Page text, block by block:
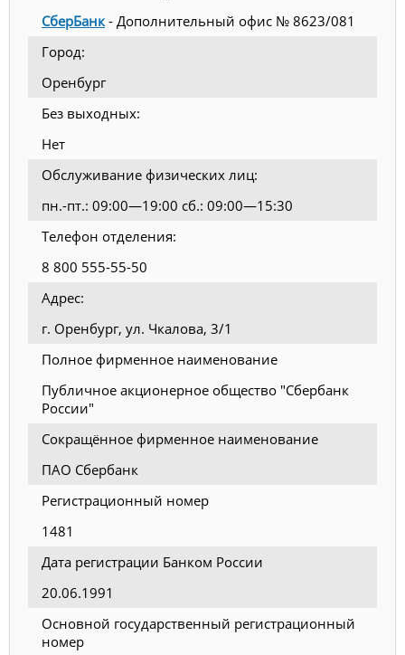
СберБанк - Дополнительный офис № 8623/081
Город:
Оренбург
Без выходных:
Нет
Обслуживание физических лиц:
пн.-пт.: 09:00—19:00 сб.: 09:00—15:30
Телефон отделения:
8 800 555-55-50
Адрес:
г. Оренбург, ул. Чкалова, 3/1
Полное фирменное наименование
Публичное акционерное общество "Сбербанк
России"
Сокращённое фирменное наименование
ПАО Сбербанк
Регистрационный номер
1481
Дата регистрации Банком России
20.06.1991
Основной государственный регистрационный
номер